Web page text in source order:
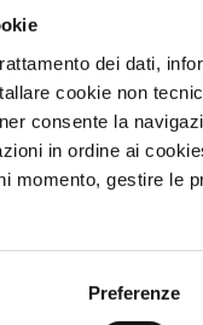
dei dati,
cookie non
consente la
in ordine ai
momento, gestire le
Preferenze